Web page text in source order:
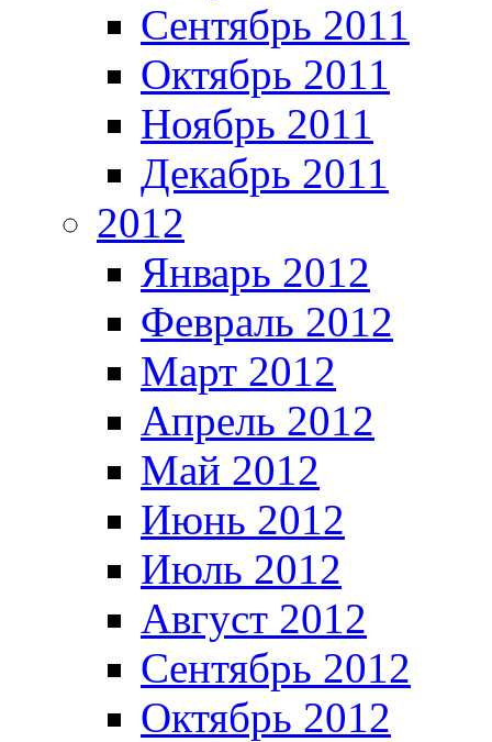
Сентябрь 2011
Октябрь 2011
Ноябрь 2011
Декабрь 2011
2012
Январь 2012
Февраль 2012
Март 2012
Апрель 2012
Май 2012
Июнь 2012
Июль 2012
Август 2012
Сентябрь 2012
Октябрь 2012